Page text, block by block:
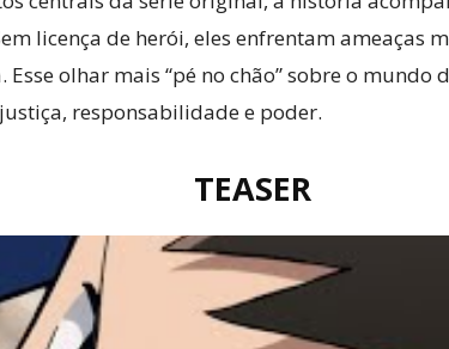
licença de herói, eles enfrentam ameaças
olhar mais “pé no chão” sobre o
responsabilidade e poder.
TEASER